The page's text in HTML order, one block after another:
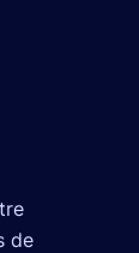
de